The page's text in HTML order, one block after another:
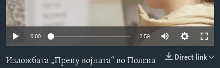
ИНТЕРВЈУА
Јазици
0:00 2:59
Direct link
Изложбата „Преку војната“ во Полска